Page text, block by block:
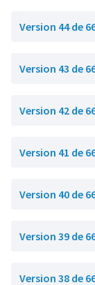
Version 44 de
Version 43 de
Version 42 de
Version 41 de
Version 40 de
Version 39 de
Version 38 de